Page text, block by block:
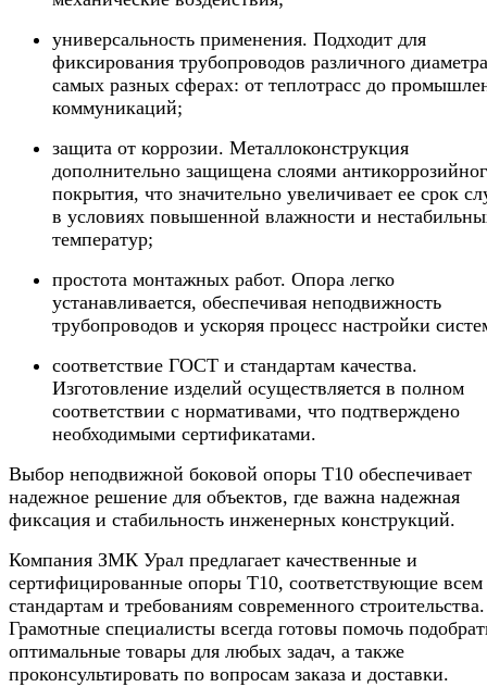
универсальность применения. Подходит для
фиксирования трубопроводов различного
самых разных сферах: от теплотрасс до
коммуникаций;
защита от коррозии. Металлоконструкция
дополнительно защищена слоями
покрытия, что значительно увеличивает ее срок
в условиях повышенной влажности и
температур;
простота монтажных работ. Опора легко
устанавливается, обеспечивая неподвижность
трубопроводов и ускоряя процесс настройки
соответствие ГОСТ и стандартам качества.
Изготовление изделий осуществляется в полном
соответствии с нормативами, что подтверждено
необходимыми сертификатами.
Выбор неподвижной боковой опоры Т10 обеспечивает
надежное решение для объектов, где важна надежная
фиксация и стабильность инженерных конструкций.
Компания ЗМК Урал предлагает качественные и
сертифицированные опоры Т10, соответствующие всем
стандартам и требованиям современного строительства.
Грамотные специалисты всегда готовы помочь
оптимальные товары для любых задач, а также
проконсультировать по вопросам заказа и доставки.